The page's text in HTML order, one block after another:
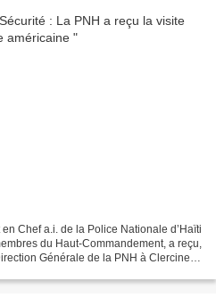
Chef a.i. de la Police Nationale d’Haïti
du Haut-Commandement, a reçu,
Générale de la PNH à Clercine 8